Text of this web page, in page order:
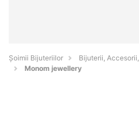
Şoimii Bijuteriilor
Bijuterii,
Monom jewellery